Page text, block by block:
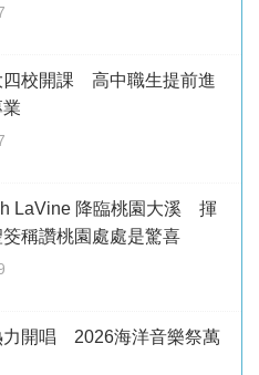
四校開課 高中職生提前進
LaVine 降臨桃園大溪 揮
稱讚桃園處處是驚喜
力開唱 2026海洋音樂祭萬